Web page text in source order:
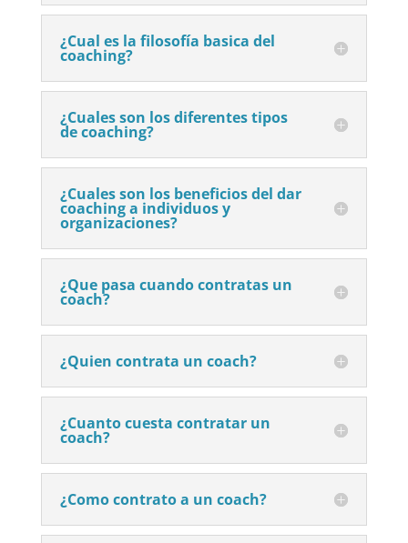
¿Cual es la filosofía basica del
coaching?
¿Cuales son los diferentes tipos
de coaching?
¿Cuales son los beneficios del dar
coaching a individuos y
organizaciones?
¿Que pasa cuando contratas un
coach?
¿Quien contrata un coach?
¿Cuanto cuesta contratar un
coach?
¿Como contrato a un coach?